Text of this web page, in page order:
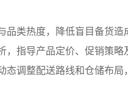
品类热度，降低盲目备货造
，指导产品定价、促销策略
调整配送路线和仓储布局